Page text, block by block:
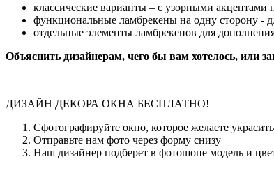
классические варианты – с узорными акцентами
функциональные ламбрекены на одну сторону -
отдельные элементы ламбрекенов для
Объяснить дизайнерам, чего бы вам хотелось, или
ДИЗАЙН ДЕКОРА ОКНА БЕСПЛАТНО!
Сфотографируйте окно, которое желаете украсить
Отправьте нам фото через форму снизу
Наш дизайнер подберет в фотошопе модель и